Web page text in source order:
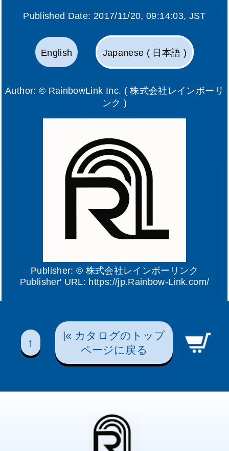
Published Date: 2017/11/20, 09:14:03, JST
English Japanese ( 日本語 )
Author: © RainbowLink Inc. ( 株式会社レインボーリ
ンク )
Publisher: © 株式会社レインボーリンク
Publisher' URL: https://jp.Rainbow-Link.com/
↑
|« カタログのトップ
ページに戻る